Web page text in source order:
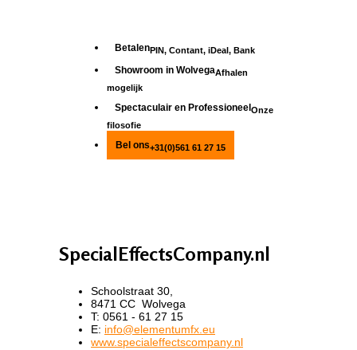
BetalenPIN, Contant, iDeal, Bank
Showroom in WolvegaAfhalen
mogelijk
Spectaculair en Professioneel Onze
filosofie
Bel ons+31(0)561 61 27 15
SpecialEffectsCompany.nl
Schoolstraat 30,
8471 CC Wolvega
T: 0561 - 61 27 15
E: info@elementumfx.eu
www.specialeffectscompany.nl